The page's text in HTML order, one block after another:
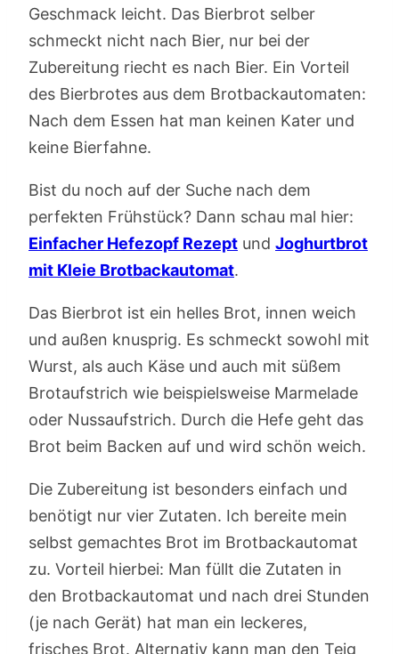
Geschmack leicht. Das Bierbrot selber
schmeckt nicht nach Bier, nur bei der
Zubereitung riecht es nach Bier. Ein Vorteil
des Bierbrotes aus dem Brotbackautomaten:
Nach dem Essen hat man keinen Kater und
keine Bierfahne.
Bist du noch auf der Suche nach dem
perfekten Frühstück? Dann schau mal hier:
Einfacher Hefezopf Rezept und Joghurtbrot
mit Kleie Brotbackautomat.
Das Bierbrot ist ein helles Brot, innen weich
und außen knusprig. Es schmeckt sowohl mit
Wurst, als auch Käse und auch mit süßem
Brotaufstrich wie beispielsweise Marmelade
oder Nussaufstrich. Durch die Hefe geht das
Brot beim Backen auf und wird schön weich.
Die Zubereitung ist besonders einfach und
benötigt nur vier Zutaten. Ich bereite mein
selbst gemachtes Brot im Brotbackautomat
zu. Vorteil hierbei: Man füllt die Zutaten in
den Brotbackautomat und nach drei Stunden
(je nach Gerät) hat man ein leckeres,
frisches Brot. Alternativ kann man den Teig